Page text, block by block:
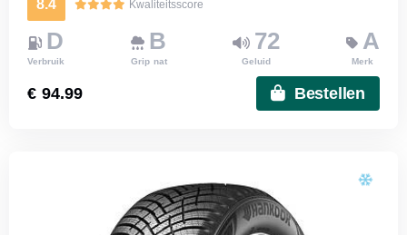
8.4 Kwaliteitsscore
D
Verbruik
B
Grip nat
72
Geluid
A
Merk
€ 94.99 Bestellen